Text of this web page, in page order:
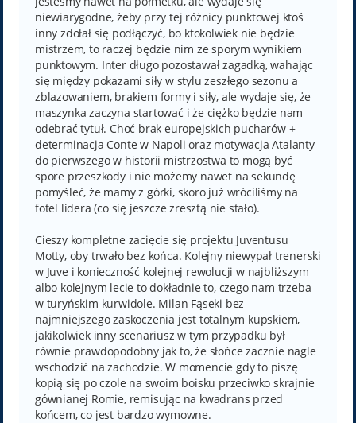
niewiarygodne, żeby przy tej różnicy punktowej ktoś
inny zdołał się podłączyć, bo ktokolwiek nie będzie
mistrzem, to raczej będzie nim ze sporym wynikiem
punktowym. Inter długo pozostawał zagadką, wahając
się między pokazami siły w stylu zeszłego sezonu a
zblazowaniem, brakiem formy i siły, ale wydaje się, że
maszynka zaczyna startować i że ciężko będzie nam
odebrać tytuł. Choć brak europejskich pucharów +
determinacja Conte w Napoli oraz motywacja Atalanty
do pierwszego w historii mistrzostwa to mogą być
spore przeszkody i nie możemy nawet na sekundę
pomyśleć, że mamy z górki, skoro już wróciliśmy na
fotel lidera (co się jeszcze zresztą nie stało).
Cieszy kompletne zacięcie się projektu Juventusu
Motty, oby trwało bez końca. Kolejny niewypał trenerski
w Juve i konieczność kolejnej rewolucji w najbliższym
albo kolejnym lecie to dokładnie to, czego nam trzeba
w turyńskim kurwidole. Milan Fąseki bez
najmniejszego zaskoczenia jest totalnym kupskiem,
jakikolwiek inny scenariusz w tym przypadku był
równie prawdopodobny jak to, że słońce zacznie nagle
wschodzić na zachodzie. W momencie gdy to piszę
kopią się po czole na swoim boisku przeciwko skrajnie
gównianej Romie, remisując na kwadrans przed
końcem, co jest bardzo wymowne.